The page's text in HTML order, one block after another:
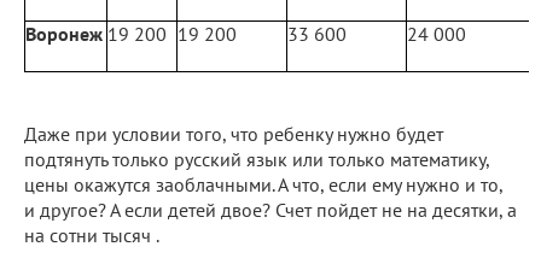
Воронеж 19 200 19 200 33 600 24 000
Даже при условии того, что ребенку нужно будет
подтянуть только русский язык или только математику,
цены окажутся заоблачными. А что, если ему нужно и то,
и другое? А если детей двое? Счет пойдет не на десятки, а
на сотни тысяч .